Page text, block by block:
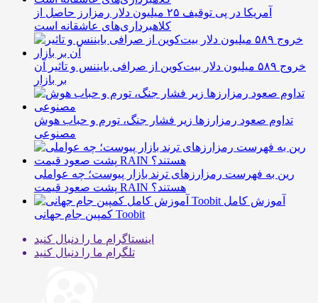
آمریکا در پی توقیف ۲۵ میلیون دلار رمزارز حاصل از
کلاهبرداری‌های عاشقانه است
خروج ۵۸۹ میلیون دلار بیت‌کوین از صرافی بایننس و تاثیر آن
بر بازار
تداوم صعود رمزارزها زیر فشار جنگ، تورم و حباب هوش
مصنوعی
رین به فهرست رمزارزهای ترند بازار پیوست؛ چه عواملی
پشت صعود قیمت RAIN هستند؟
آموزش کامل
کمپین جام جهانی Toobit
اینستاگرام ما را دنبال کنید
تلگرام ما را دنبال کنید